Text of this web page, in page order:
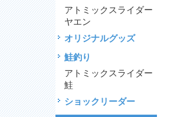
アトミックスライダー
ヤエン
オリジナルグッズ
鮭釣り
アトミックスライダー
鮭
ショックリーダー